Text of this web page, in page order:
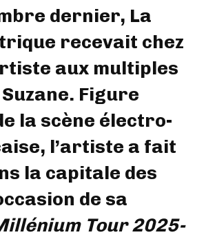
dernier, La
recevait chez
aux multiples
Figure
la scène électro-
l’artiste a fait
la capitale des
de sa
Tour 2025-